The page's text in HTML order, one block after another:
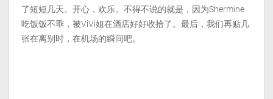
了短短几天。开心，欢乐。不得不说的就是，因为Shermine
吃饭饭不乖，被ViVi姐在酒店好好收拾了。最后，我们再贴几
张在离别时，在机场的瞬间吧。